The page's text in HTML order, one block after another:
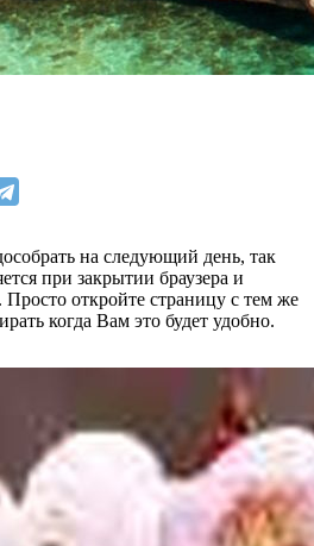
на следующий день, так
при закрытии браузера и
откройте страницу с тем же
когда Вам это будет удобно.